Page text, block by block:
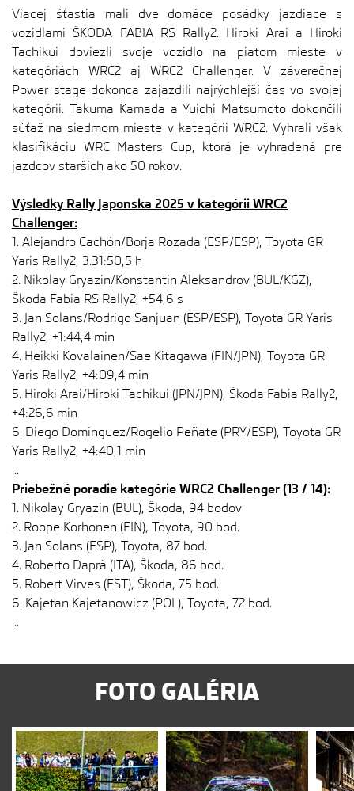
Viacej šťastia mali dve domáce posádky jazdiace s
vozidlami ŠKODA FABIA RS Rally2. Hiroki Arai a Hiroki
Tachikui doviezli svoje vozidlo na piatom mieste v
kategóriách WRC2 aj WRC2 Challenger. V záverečnej
Power stage dokonca zajazdili najrýchlejší čas vo svojej
kategórii. Takuma Kamada a Yuichi Matsumoto dokončili
súťaž na siedmom mieste v kategórii WRC2. Vyhrali však
klasifikáciu WRC Masters Cup, ktorá je vyhradená pre
jazdcov starších ako 50 rokov.
Výsledky Rally Japonska 2025 v kategórii WRC2
Challenger:
1. Alejandro Cachón/Borja Rozada (ESP/ESP), Toyota GR
Yaris Rally2, 3.31:50,5 h
2. Nikolay Gryazin/Konstantin Aleksandrov (BUL/KGZ),
Škoda Fabia RS Rally2, +54,6 s
3. Jan Solans/Rodrigo Sanjuan (ESP/ESP), Toyota GR Yaris
Rally2, +1:44,4 min
4. Heikki Kovalainen/Sae Kitagawa (FIN/JPN), Toyota GR
Yaris Rally2, +4:09,4 min
5. Hiroki Arai/Hiroki Tachikui (JPN/JPN), Škoda Fabia Rally2,
+4:26,6 min
6. Diego Domínguez/Rogelio Peñate (PRY/ESP), Toyota GR
Yaris Rally2, +4:40,1 min
...
Priebežné poradie kategórie WRC2 Challenger (13 / 14):
1. Nikolay Gryazin (BUL), Škoda, 94 bodov
2. Roope Korhonen (FIN), Toyota, 90 bod.
3. Jan Solans (ESP), Toyota, 87 bod.
4. Roberto Daprà (ITA), Škoda, 86 bod.
5. Robert Virves (EST), Škoda, 75 bod.
6. Kajetan Kajetanowicz (POL), Toyota, 72 bod.
...
FOTO GALÉRIA